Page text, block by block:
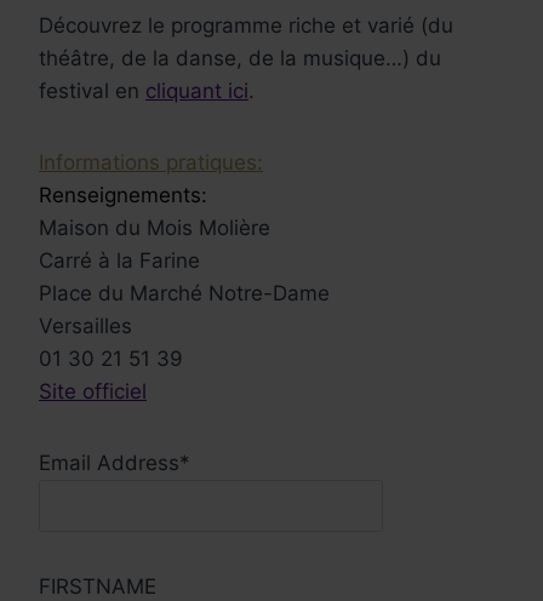
Découvrez le programme riche et varié (du
théâtre, de la danse, de la musique…) du
festival en cliquant ici.
Informations pratiques:
Renseignements:
Maison du Mois Molière
Carré à la Farine
Place du Marché Notre-Dame
Versailles
01 30 21 51 39
Site officiel
Email Address*
FIRSTNAME